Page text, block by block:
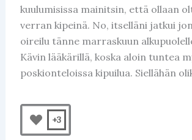
kuulumisissa mainitsin, että ollaan
verran kipeinä. No, itselläni jatkui
oireilu tänne marraskuun
Kävin lääkärillä, koska aloin tuntea
poskionteloissa kipuilua. Siellähän
+3